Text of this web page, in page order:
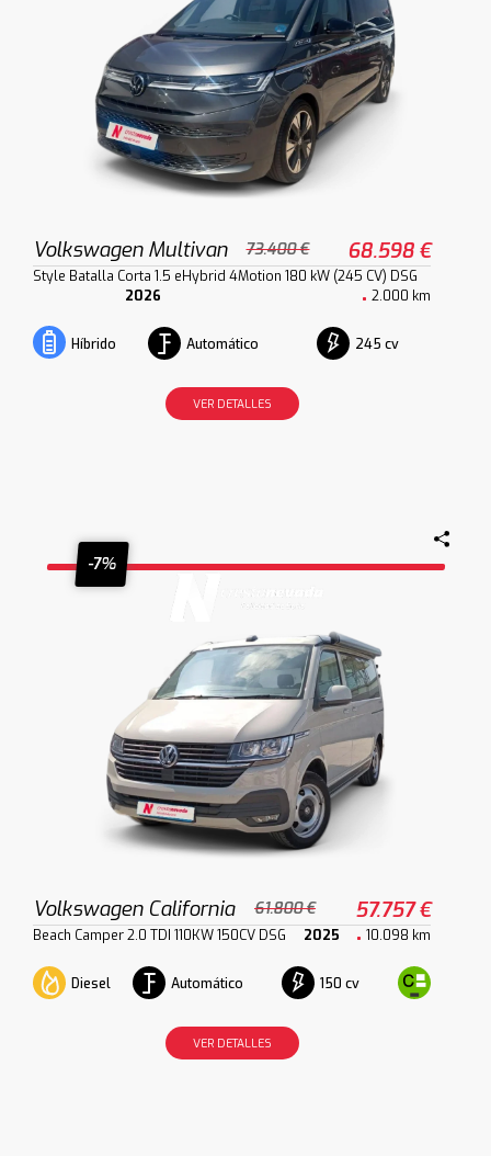
Volkswagen Multivan 73.400 € 68.598 €
Style Batalla Corta 1.5 eHybrid 4Motion 180 kW (245 CV) DSG
2026
2.000 km
Híbrido Automático 245 cv
VER DETALLES
-7%
Volkswagen California 61.800 € 57.757 €
Beach Camper 2.0 TDI 110KW 150CV DSG 2025 10.098 km
Diesel Automático 150 cv
VER DETALLES